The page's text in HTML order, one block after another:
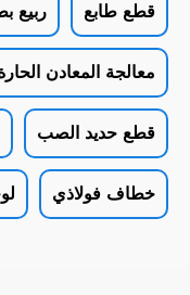
قطع طابع ربيع
معالجة المعادن
قطع حديد الصب
خطاف فولاذي